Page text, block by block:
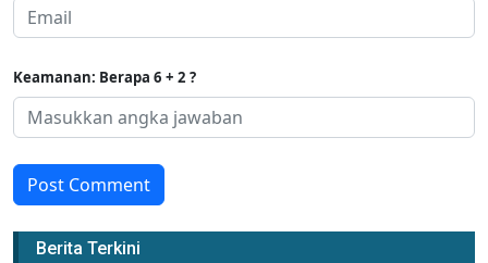
Keamanan: Berapa 6 + 2 ?
Post Comment
Berita Terkini